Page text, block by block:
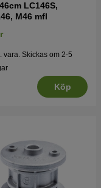
LC146S,
M46 mfl
vara. Skickas om 2-5
Köp